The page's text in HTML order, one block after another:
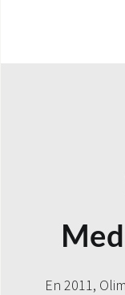
En 2011,